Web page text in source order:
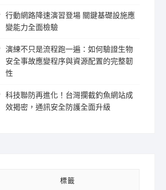
行動網路降速演習登場 關鍵基礎設施應
變能力全面檢驗
演練不只是流程跑一遍：如何驗證生物
安全事故應變程序與資源配置的完整韌
性
科技聯防再進化！台灣攔截釣魚網站成
效揭密，通訊安全防護全面升級
標籤